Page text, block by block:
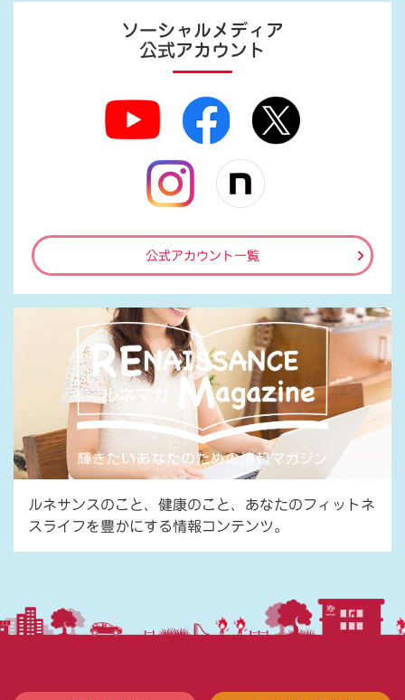
ソーシャルメディア
公式アカウント
公式アカウント一覧
ルネサンスのこと、健康のこと、あなたのフィットネ
スライフを豊かにする情報コンテンツ。